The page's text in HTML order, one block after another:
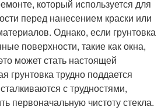
который используется для
перед нанесением краски или
Однако, если грунтовка
поверхности, такие как окна,
может стать настоящей
грунтовка трудно поддается
с трудностями,
первоначальную чистоту стекла.